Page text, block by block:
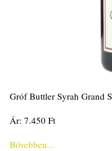
Gróf Buttler Syrah Grand
Ár: 7.450 Ft
Bővebben...